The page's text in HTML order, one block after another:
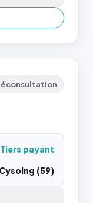
Tiers payant
Cysoing (59)